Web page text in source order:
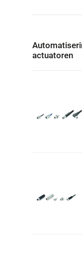
actuatoren